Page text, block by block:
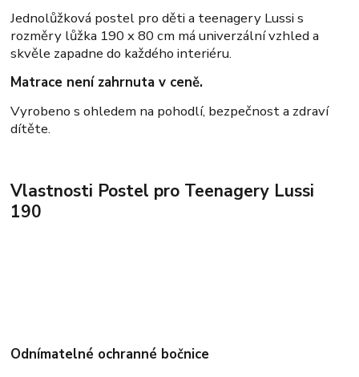
Jednolůžková postel pro děti a teenagery Lussi s
rozměry lůžka 190 x 80 cm má univerzální vzhled a
skvěle zapadne do každého interiéru.
Matrace není zahrnuta v ceně.
Vyrobeno s ohledem na pohodlí, bezpečnost a zdraví
dítěte.
Vlastnosti Postel pro Teenagery Lussi
190
Odnímatelné ochranné bočnice